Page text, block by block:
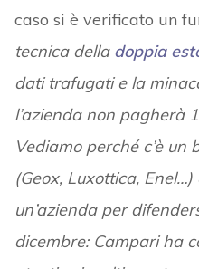
caso si è verificato un
tecnica della doppia
dati trafugati e la
l’azienda non pagherà
Vediamo perché c’è un
(Geox, Luxottica,
un’azienda per
dicembre: Campari ha